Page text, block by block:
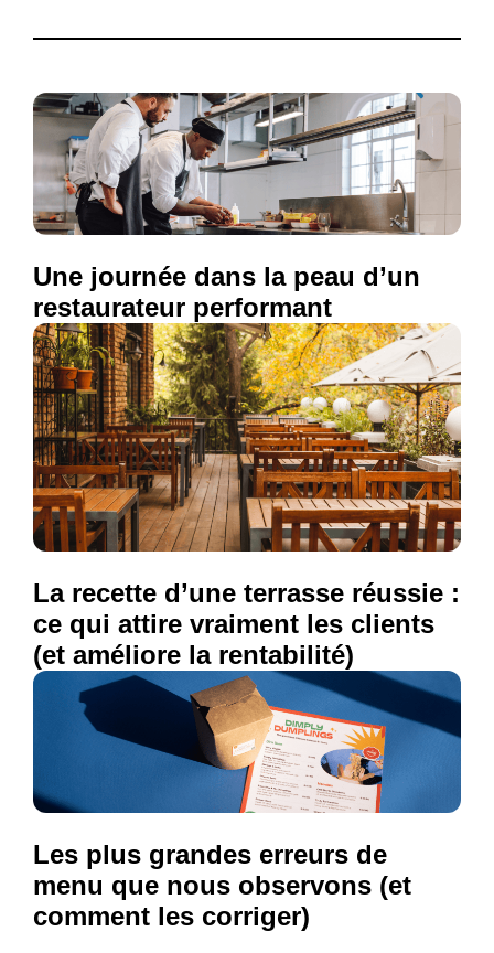
Une journée dans la peau d’un
restaurateur performant
La recette d’une terrasse réussie :
ce qui attire vraiment les clients
(et améliore la rentabilité)
Les plus grandes erreurs de
menu que nous observons (et
comment les corriger)